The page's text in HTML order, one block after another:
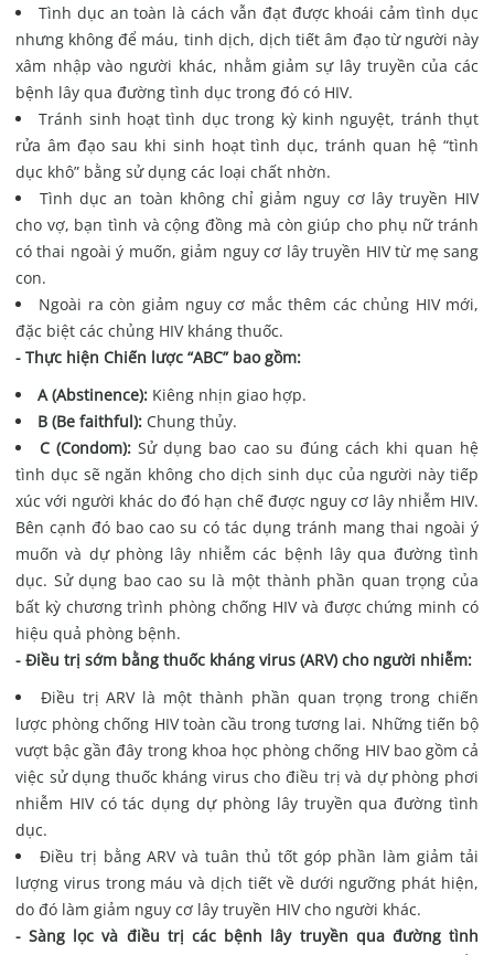
Tình dục an toàn là cách vẫn đạt được khoái cảm tình dục
nhưng không để máu, tinh dịch, dịch tiết âm đạo từ người này
xâm nhập vào người khác, nhằm giảm sự lây truyền của các
bệnh lây qua đường tình dục trong đó có HIV.
Tránh sinh hoạt tình dục trong kỳ kinh nguyệt, tránh thụt
rửa âm đạo sau khi sinh hoạt tình dục, tránh quan hệ “tình
dục khô” bằng sử dụng các loại chất nhờn.
Tình dục an toàn không chỉ giảm nguy cơ lây truyền HIV
cho vợ, bạn tình và cộng đồng mà còn giúp cho phụ nữ tránh
có thai ngoài ý muốn, giảm nguy cơ lây truyền HIV từ mẹ sang
con.
Ngoài ra còn giảm nguy cơ mắc thêm các chủng HIV mới,
đặc biệt các chủng HIV kháng thuốc.
- Thực hiện Chiến lược “ABC” bao gồm:
A (Abstinence):Kiêng nhịn giao hợp.
B (Be faithful):Chung thủy.
C (Condom): Sử dụng bao cao su đúng cách khi quan hệ
tình dục sẽ ngăn không cho dịch sinh dục của người này tiếp
xúc với người khác do đó hạn chế được nguy cơ lây nhiễm HIV.
Bên cạnh đó bao cao su có tác dụng tránh mang thai ngoài ý
muốn và dự phòng lây nhiễm các bệnh lây qua đường tình
dục. Sử dụng bao cao su là một thành phần quan trọng của
bất kỳ chương trình phòng chống HIV và được chứng minh có
hiệu quả phòng bệnh.
- Điều trị sớm bằng thuốc kháng virus (ARV) cho người nhiễm:
Điều trị ARV là một thành phần quan trọng trong chiến
lược phòng chống HIV toàn cầu trong tương lai. Những tiến bộ
vượt bậc gần đây trong khoa học phòng chống HIV bao gồm cả
việc sử dụng thuốc kháng virus cho điều trị và dự phòng phơi
nhiễm HIV có tác dụng dự phòng lây truyền qua đường tình
dục.
Điều trị bằng ARV và tuân thủ tốt góp phần làm giảm tải
lượng virus trong máu và dịch tiết về dưới ngưỡng phát hiện,
do đó làm giảm nguy cơ lây truyền HIV cho người khác.
- Sàng lọc và điều trị các bệnh lây truyền qua đường tình